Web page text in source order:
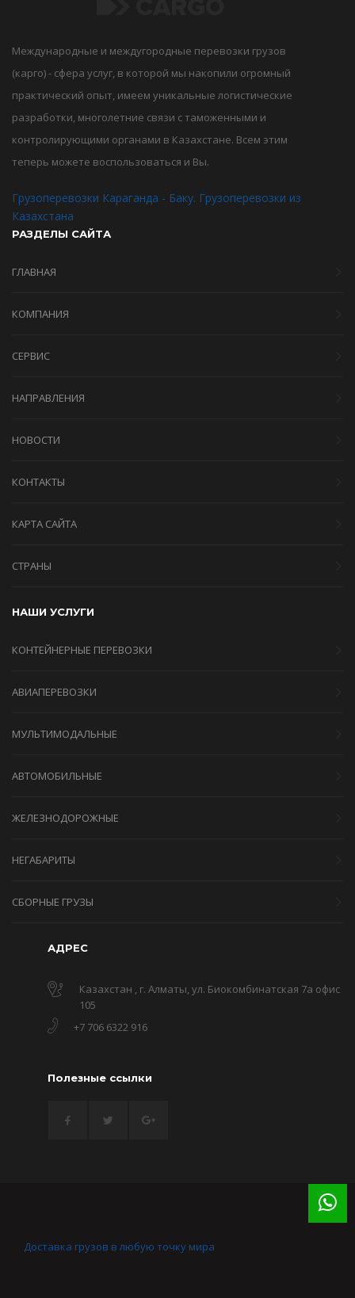
Международные и междугородные перевозки грузов
(карго) - сфера услуг, в которой мы накопили огромный
практический опыт, имеем уникальные логистические
разработки, многолетние связи с таможенными и
контролирующими органами в Казахстане. Всем этим
теперь можете воспользоваться и Вы.
Грузоперевозки Караганда - Баку. Грузоперевозки из
Казахстана
РАЗДЕЛЫ САЙТА
ГЛАВНАЯ
КОМПАНИЯ
СЕРВИС
НАПРАВЛЕНИЯ
НОВОСТИ
КОНТАКТЫ
КАРТА САЙТА
СТРАНЫ
НАШИ УСЛУГИ
КОНТЕЙНЕРНЫЕ ПЕРЕВОЗКИ
АВИАПЕРЕВОЗКИ
МУЛЬТИМОДАЛЬНЫЕ
АВТОМОБИЛЬНЫЕ
ЖЕЛЕЗНОДОРОЖНЫЕ
НЕГАБАРИТЫ
СБОРНЫЕ ГРУЗЫ
АДРЕС
Казахстан , г. Алматы, ул. Биокомбинатская 7а офис
105
+7 706 6322 916
Полезные ссылки
Доставка грузов в любую точку мира